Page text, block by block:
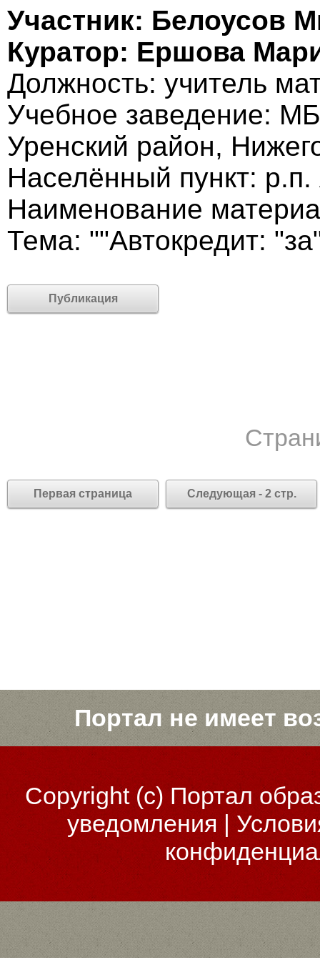
Участник: Белоусов
Куратор: Ершова
Должность: учитель
Учебное заведение:
Уренский район,
Населённый пункт: р.п.
Наименование
Тема: ""Автокредит:
Публикация
Первая страница Следующая - 2 стр.
Портал не имеет
Copyright (c)Портал
уведомления |